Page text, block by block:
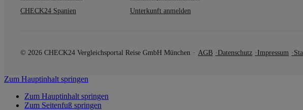
CHECK24 Spanien
Unterkunft anmelden
© 2026 CHECK24 Vergleichsportal Reise GmbH München AGB Datenschutz Impressum
Zum Hauptinhalt springen
Zum Hauptinhalt springen
Zum Seitenfuß springen